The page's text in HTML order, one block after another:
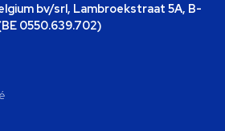
bv/srl, Lambroekstraat 5A, B-
0550.639.702)